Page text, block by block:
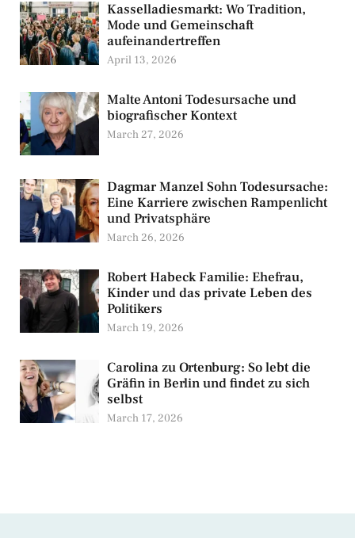
Kasselladiesmarkt: Wo Tradition,
Mode und Gemeinschaft
aufeinandertreffen
April 13, 2026
Malte Antoni Todesursache und
biografischer Kontext
March 27, 2026
Dagmar Manzel Sohn Todesursache:
Eine Karriere zwischen Rampenlicht
und Privatsphäre
March 26, 2026
Robert Habeck Familie: Ehefrau,
Kinder und das private Leben des
Politikers
March 19, 2026
Carolina zu Ortenburg: So lebt die
Gräfin in Berlin und findet zu sich
selbst
March 17, 2026